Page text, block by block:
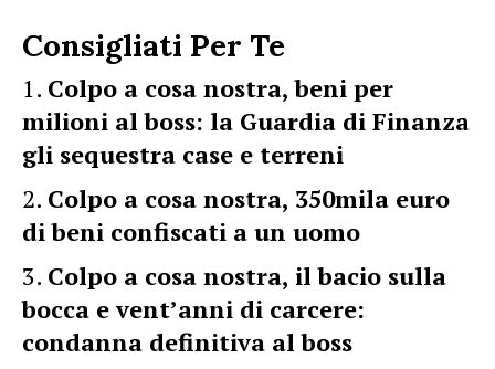
Consigliati Per Te
Colpo a cosa nostra, beni per
milioni al boss: la Guardia di Finanza
gli sequestra case e terreni
Colpo a cosa nostra, 350mila euro
di beni confiscati a un uomo
Colpo a cosa nostra, il bacio sulla
bocca e vent’anni di carcere:
condanna definitiva al boss